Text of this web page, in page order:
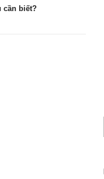
cần biết?